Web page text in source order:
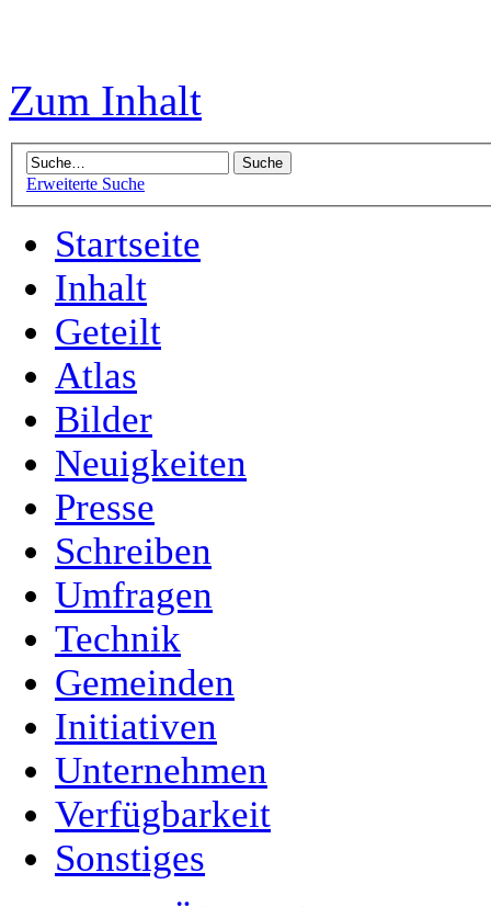
Zum Inhalt
Erweiterte Suche
Startseite
Inhalt
Geteilt
Atlas
Bilder
Neuigkeiten
Presse
Schreiben
Umfragen
Technik
Gemeinden
Initiativen
Unternehmen
Verfügbarkeit
Sonstiges